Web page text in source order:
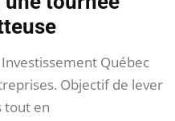
Investissement Québec
Objectif de lever
tout en